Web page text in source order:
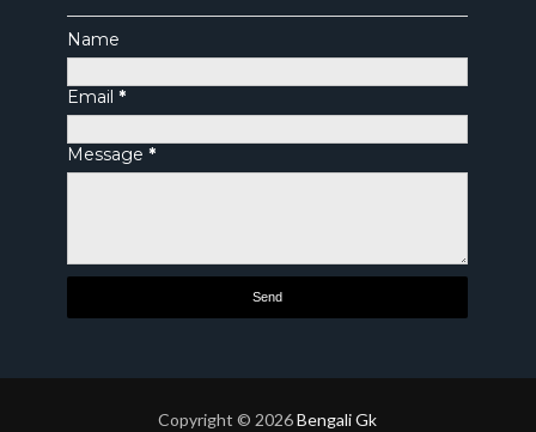
Name
Email *
Message *
Copyright © 2026Bengali Gk